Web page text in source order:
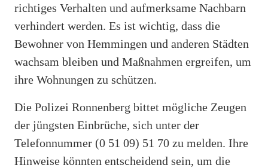
richtiges Verhalten und aufmerksame Nachbarn
verhindert werden. Es ist wichtig, dass die
Bewohner von Hemmingen und anderen Städten
wachsam bleiben und Maßnahmen ergreifen, um
ihre Wohnungen zu schützen.
Die Polizei Ronnenberg bittet mögliche Zeugen
der jüngsten Einbrüche, sich unter der
Telefonnummer (0 51 09) 51 70 zu melden. Ihre
Hinweise könnten entscheidend sein, um die